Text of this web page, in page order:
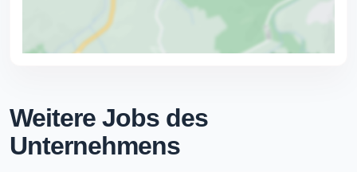
Weitere Jobs des
Unternehmens